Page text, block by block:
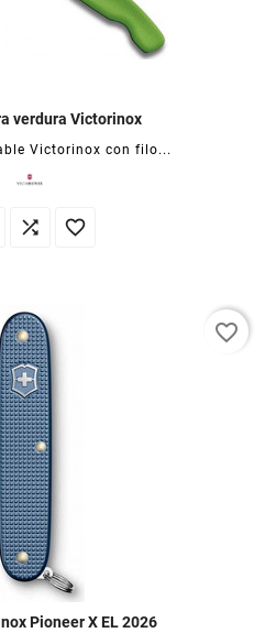
verdura Victorinox
Victorinox con filo...
 
Pioneer X EL 2026
favorite_border